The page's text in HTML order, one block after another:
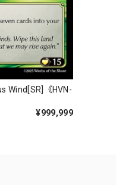
Wind[SR]《HVN-
¥999,999